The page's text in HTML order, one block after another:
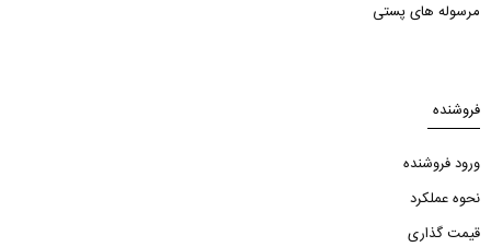
مرسوله های پستی
فروشنده
ورود فروشنده
نحوه عملکرد
قیمت گذاری